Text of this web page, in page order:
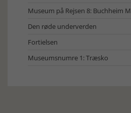
Museum på Rejsen 8: Buchheim
Den røde underverden
Fortielsen
Museumsnumre 1: Træsko